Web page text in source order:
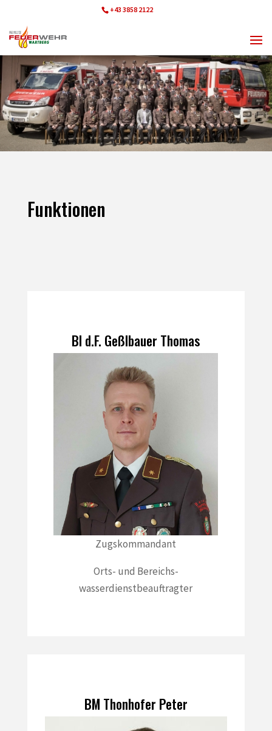
+43 3858 2122
Funktionen
BI d.F. Geßlbauer Thomas
Zugskommandant
Orts- und Bereichs-
wasserdienstbeauftragter
BM Thonhofer Peter